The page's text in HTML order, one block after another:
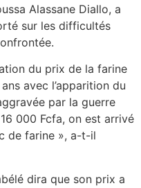
Alassane Diallo, a
sur les difficultés
du prix de la farine
avec l’apparition du
par la guerre
000 Fcfa, on est arrivé
de farine », a-t-il
dira que son prix a